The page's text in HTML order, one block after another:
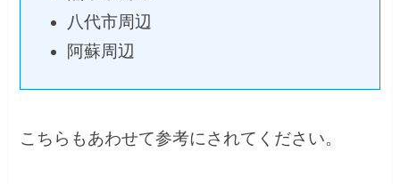
八代市周辺
阿蘇周辺
こちらもあわせて参考にされてください。